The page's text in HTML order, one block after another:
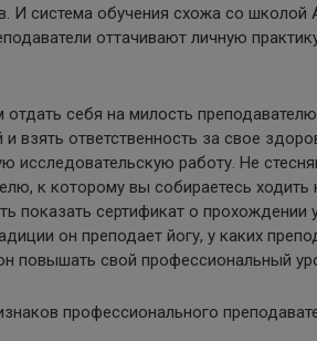
И система обучения схожа со школой
оттачивают личную
себя на милость
и взять ответственность за свое
исследовательскую работу. Не
к которому вы собираетесь ходить
показать сертификат о прохождении
он преподает йогу, у каких
повышать свой профессиональный
профессионального